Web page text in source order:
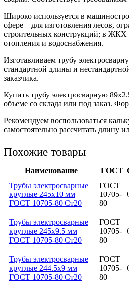
Широко используется в
сфере – для изготовления лесов,
строительных конструкций; в ЖКХ
отопления и водоснабжения.
Изготавливаем трубу
стандартной длины и
заказчика.
Купить трубу электросварную
объеме со склада или под заказ.
Рекомендуем воспользоваться
самостоятельно рассчитать длину
Похожие товары
Наименование ГОСТ
Трубы электросварные
круглые 245x10 мм
ГОСТ 10705-80 Ст20
ГОСТ
10705-
80
Трубы электросварные
круглые 245x9.5 мм
ГОСТ 10705-80 Ст20
ГОСТ
10705-
80
Трубы электросварные
круглые 244.5x9 мм
ГОСТ 10705-80 Ст20
ГОСТ
10705-
80